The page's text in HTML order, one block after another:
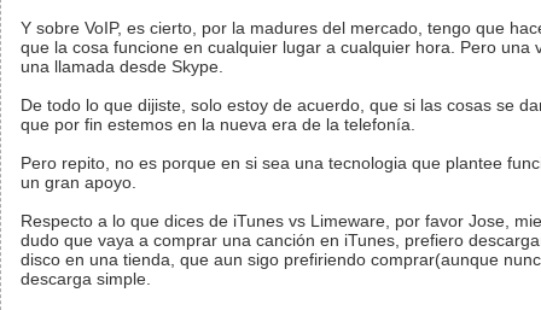
Y sobre VoIP, es cierto, por la madures del mercado, tengo que
que la cosa funcione en cualquier lugar a cualquier hora. Pero
una llamada desde Skype.
De todo lo que dijiste, solo estoy de acuerdo, que si las cosas se
que por fin estemos en la nueva era de la telefonía.
Pero repito, no es porque en si sea una tecnologia que plantee
un gran apoyo.
Respecto a lo que dices de iTunes vs Limeware, por favor Jose,
dudo que vaya a comprar una canción en iTunes, prefiero
disco en una tienda, que aun sigo prefiriendo comprar(aunque
descarga simple.